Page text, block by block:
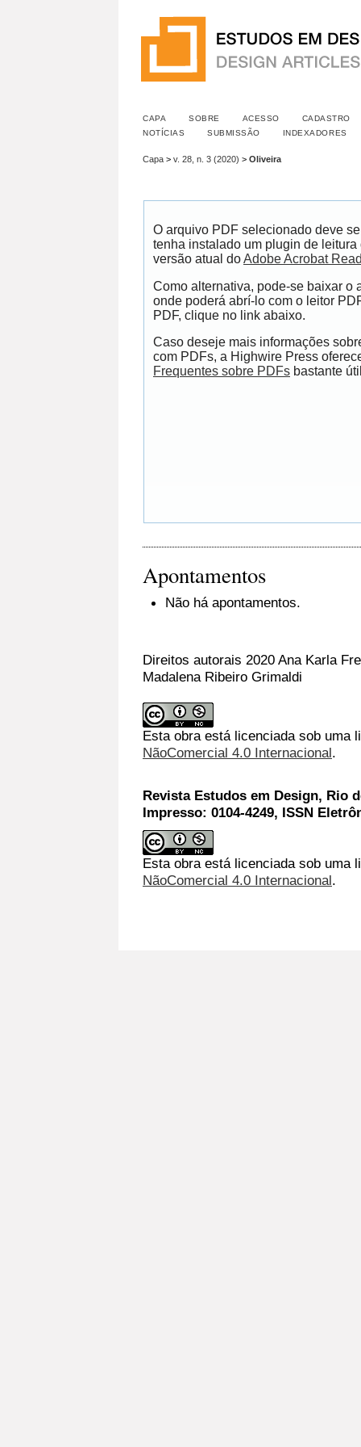
CAPA SOBRE ACESSO
CADASTRO
NOTÍCIAS
SUBMISSÃO INDEXADORES
Capa > v. 28, n. 3 (2020) > Oliveira
O arquivo PDF selecionado deve
tenha instalado um plugin de
versão atual doAdobe Acrobat
Como alternativa, pode-se baixar o
onde poderá abrí-lo com o leitor
PDF, clique no link abaixo.
Caso deseje mais informações
com PDFs, a Highwire Press
Frequentes sobre PDFs bastante
Apontamentos
Não há apontamentos.
Direitos autorais 2020 Ana Karla
Madalena Ribeiro Grimaldi
Esta obra está licenciada sob uma
NãoComercial 4.0 Internacional.
Revista Estudos em Design, Rio
Impresso: 0104-4249, ISSN
Esta obra está licenciada sob uma
NãoComercial 4.0 Internacional.